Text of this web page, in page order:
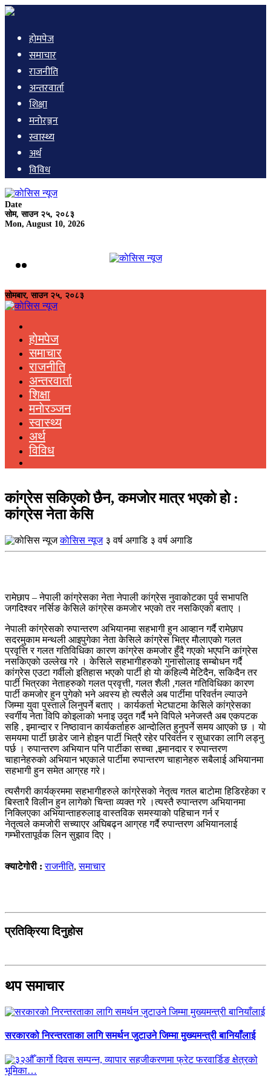
हाेमपेज
समाचार
राजनीति
अन्तरवार्ता
शिक्षा
मनाेरञ्जन
स्वास्थ्य
अर्थ
विविध
Date
सोम, साउन २५, २०८३
Mon, August 10, 2026
सोमबार, साउन २५, २०८३
हाेमपेज
समाचार
राजनीति
अन्तरवार्ता
शिक्षा
मनाेरञ्जन
स्वास्थ्य
अर्थ
विविध
कांग्रेस सकिएको छैन, कमजाेर मात्र भएकाे हाे :
कांग्रेस नेता केसि
काेसिस न्यूज ३ वर्ष अगाडि ३ वर्ष अगाडि
रामेछाप – नेपाली कांग्रेसका नेता नेपाली कांग्रेस नुवाकोटका पुर्व सभापति
जगदिश्वर नर्सिङ केसिले कांग्रेस कमजाेर भएकाे तर नसकिएकाे बताए ।
नेपाली कांग्रेसकाे रुपान्तरण अभियानमा सहभागी हुन आव्हान गर्दै रामेछाप
सदरमुकाम मन्थली आइपुगेका नेता केसिले कांग्रेस भित्र माैलाएकाे गलत
प्रवृत्ति र गलत गतिविधिका कारण कांग्रेस कमजोर हुँदै गएकाे भएपनि कांग्रेस
नसकिएकाे उल्लेख गरे । केसिले सहभागीहरुकाे गुनासाेलाइ सम्बाेधन गर्दै
कांग्रेस एउटा गर्वीलाे इतिहास भएकाे पार्टी हाे याे कहिल्यै मेटिदैन, सकिदैन तर
पार्टी भित्रका नेताहरुकाे गलत प्रवृत्ती, गलत शैली ,गलत गतिविधिका कारण
पार्टी कमजोर हुन पुगेकाे भने अवस्य हाे त्यसैले अब पार्टीमा परिवर्तन ल्याउने
जिम्मा युवा पुस्ताले लिनुपर्ने बताए । कार्यकर्ता भेटघाटमा केसिले कांग्रेसका
स्वर्गीय नेता विपि काेइलाकाे भनाइ उदृत गर्दै भने विपिले भनेजस्तै अब एकपटक
सहि , इमान्दार र निष्ठावान कार्यकर्ताहरु आन्दाेलित हुनुपर्ने समय आएकाे छ । याे
समयमा पार्टी छाडेर जाने हाेइन पार्टी भित्रै रहेर परिवर्तन र सुधारका लागि लड्नु
पर्छ । रुपान्तरण अभियान पनि पार्टीका सच्चा ,इमानदार र रुपान्तरण
चाहानेहरुकाे अभियान भएकाले पार्टीमा रुपान्तरण चाहानेहरु सबैलाई अभियानमा
सहभागी हुन समेत आग्रह गरे।
त्यसैगरी कार्यक्रममा सहभागीहरुले कांग्रेसकाे नेतृत्व गतल बाटाेमा हिडिरहेका र
बिस्तारै विलीन हुन लागेकाे चिन्ता व्यक्त गरे ।त्यस्तै रुपान्तरण अभियानमा
निक्लिएका अभियान्ताहरुलाइ वास्तविक समस्याकाे पहिचान गर्न र
नेतृत्वले कमजोरी सच्याएर अघिबढ्न आग्रह गर्दै रुपान्तरण अभियानलाई
गम्भीरतापूर्वक लिन सुझाव दिए ।
क्याटेगोरी :राजनीति,समाचार
प्रतिक्रिया दिनुहोस
थप समाचार
सरकारको निरन्तरताका लागि समर्थन जुटाउने जिम्मा मुख्यमन्त्री बानियाँलाई